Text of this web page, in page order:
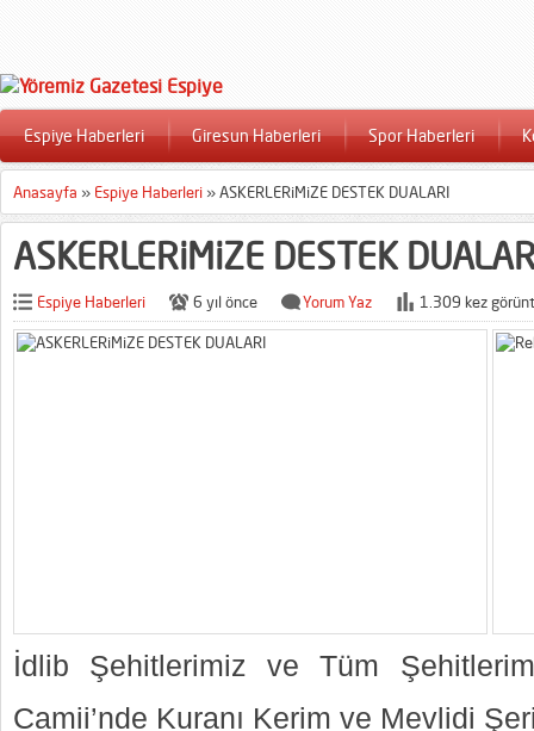
Espiye Haberleri Giresun Haberleri Spor Haberleri
Anasayfa » Espiye Haberleri »ASKERLERiMiZE DESTEK DUALARI
ASKERLERiMiZE DESTEK
Espiye Haberleri 6 yıl önce Yorum Yaz 1.309 kez
İdlib Şehitlerimiz ve Tüm
Camii’nde Kuranı Kerim ve Mevlidi